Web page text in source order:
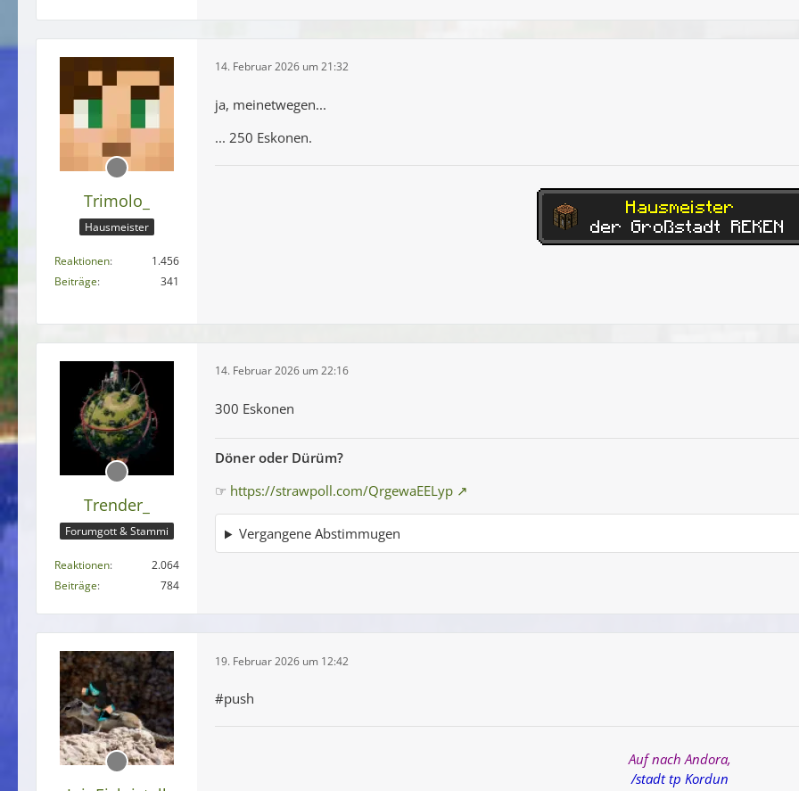
Trimolo_
Hausmeister
Reaktionen
1.456
Beiträge
341
14. Februar 2026 um 21:32
ja, meinetwegen...
... 250 Eskonen.
Trender_
Forumgott & Stammi
Reaktionen
2.064
Beiträge
784
14. Februar 2026 um 22:16
300 Eskonen
Döner oder Dürüm?
☞ https://strawpoll.com/QrgewaEELyp
Vergangene Abstimmugen
19. Februar 2026 um 12:42
#push
Auf nach Andora,
/stadt tp Kordun